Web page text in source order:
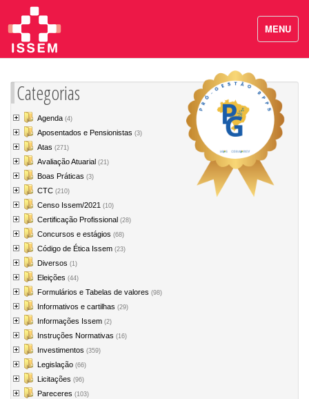
Categorias
Agenda (4)
Aposentados e Pensionistas (3)
Atas (271)
Avaliação Atuarial (21)
Boas Práticas (3)
CTC (210)
Censo Issem/2021 (10)
Certificação Profissional (28)
Concursos e estágios (68)
Código de Ética Issem (23)
Diversos (1)
Eleições (44)
Formulários e Tabelas de valores (98)
Informativos e cartilhas (29)
Informações Issem (2)
Instruções Normativas (16)
Investimentos (359)
Legislação (66)
Licitações (96)
Pareceres (103)
MENU